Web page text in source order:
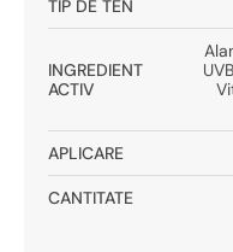
TIP DE TEN
INGREDIENT
ACTIV
UVB
APLICARE
CANTITATE